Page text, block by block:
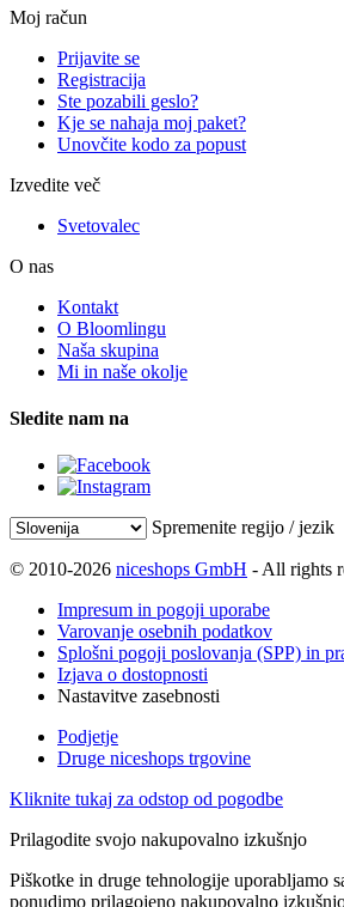
Moj račun
Prijavite se
Registracija
Ste pozabili geslo?
Kje se nahaja moj paket?
Unovčite kodo za popust
Izvedite več
Svetovalec
O nas
Kontakt
O Bloomlingu
Naša skupina
Mi in naše okolje
Sledite nam na
Spremenite regijo / jezik
© 2010-2026 niceshops GmbH - All rights
Impresum in pogoji uporabe
Varovanje osebnih podatkov
Splošni pogoji poslovanja (SPP) in
Izjava o dostopnosti
Nastavitve zasebnosti
Podjetje
Druge niceshops trgovine
Kliknite tukaj za odstop od pogodbe
Prilagodite svojo nakupovalno izkušnjo
Piškotke in druge tehnologije uporabljamo
ponudimo prilagojeno nakupovalno